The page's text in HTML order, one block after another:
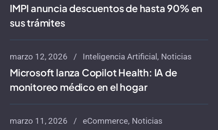
IMPI anuncia descuentos de hasta 90% en
sus trámites
marzo 12, 2026 Inteligencia Artificial Noticias
Microsoft lanza Copilot Health: IA de
monitoreo médico en el hogar
marzo 11, 2026 eCommerce Noticias